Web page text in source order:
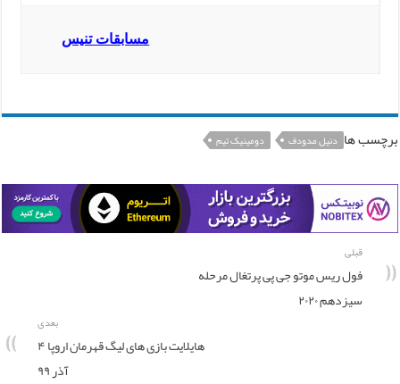
مسابقات تنیس
برچسب ها دنیل مدودف دومینیک تیم
قبلی
فول ریس موتو جی پی پرتغال مرحله
سیزدهم ۲۰۲۰
بعدی
هایلایت بازی های لیگ قهرمان اروپا ۴
آذر ۹۹